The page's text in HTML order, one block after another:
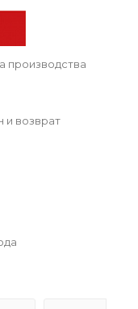
производства
и возврат